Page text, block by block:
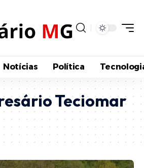
Notícias Política
Teciomar